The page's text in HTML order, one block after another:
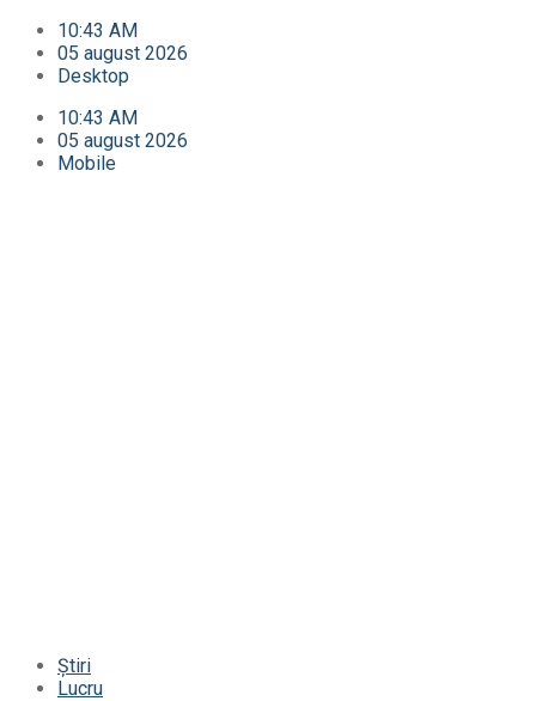
10:43 AM
05 august 2026
Desktop
10:43 AM
05 august 2026
Mobile
Știri
Lucru